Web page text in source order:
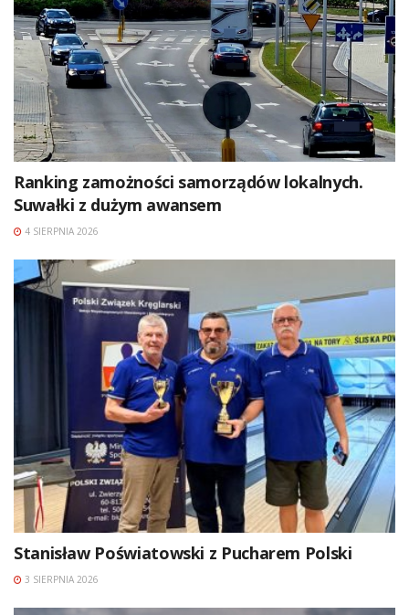
Ranking zamożności samorządów lokalnych.
Suwałki z dużym awansem
4 SIERPNIA 2026
Stanisław Poświatowski z Pucharem Polski
3 SIERPNIA 2026